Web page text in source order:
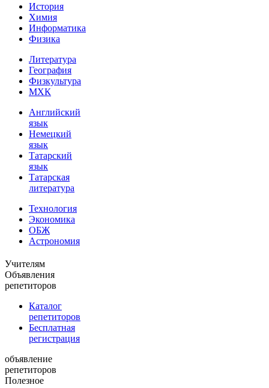
История
Химия
Информатика
Физика
Литература
География
Физкультура
МХК
Английский
язык
Немецкий
язык
Татарский
язык
Татарская
литература
Технология
Экономика
ОБЖ
Астрономия
Учителям
Объявления
репетиторов
Каталог
репетиторов
Бесплатная
регистрация
объявление
репетиторов
Полезное